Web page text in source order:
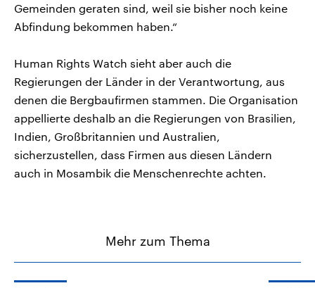
Gemeinden geraten sind, weil sie bisher noch keine
Abfindung bekommen haben.“
Human Rights Watch sieht aber auch die
Regierungen der Länder in der Verantwortung, aus
denen die Bergbaufirmen stammen. Die Organisation
appellierte deshalb an die Regierungen von Brasilien,
Indien, Großbritannien und Australien,
sicherzustellen, dass Firmen aus diesen Ländern
auch in Mosambik die Menschenrechte achten.
Mehr zum Thema